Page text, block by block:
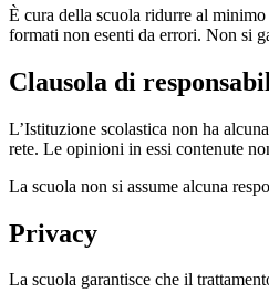
È cura della scuola ridurre al
formati non esenti da errori. Non si
Clausola di
L’Istituzione scolastica non ha
rete. Le opinioni in essi contenute
La scuola non si assume alcuna
Privacy
La scuola garantisce che il